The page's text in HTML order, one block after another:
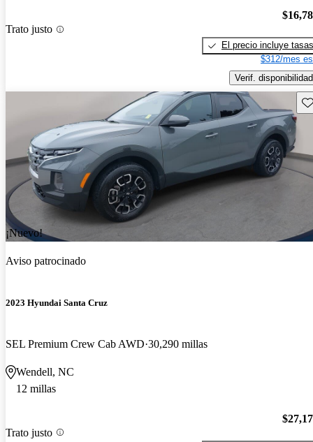
Trato justo
El precio incluye tasas
$312/mes
Verif. disponibilidad
¡Nuevo!
Aviso patrocinado
2023 Hyundai Santa Cruz
SEL Premium Crew Cab AWD 30,290 millas
Wendell, NC
12 millas
Trato justo